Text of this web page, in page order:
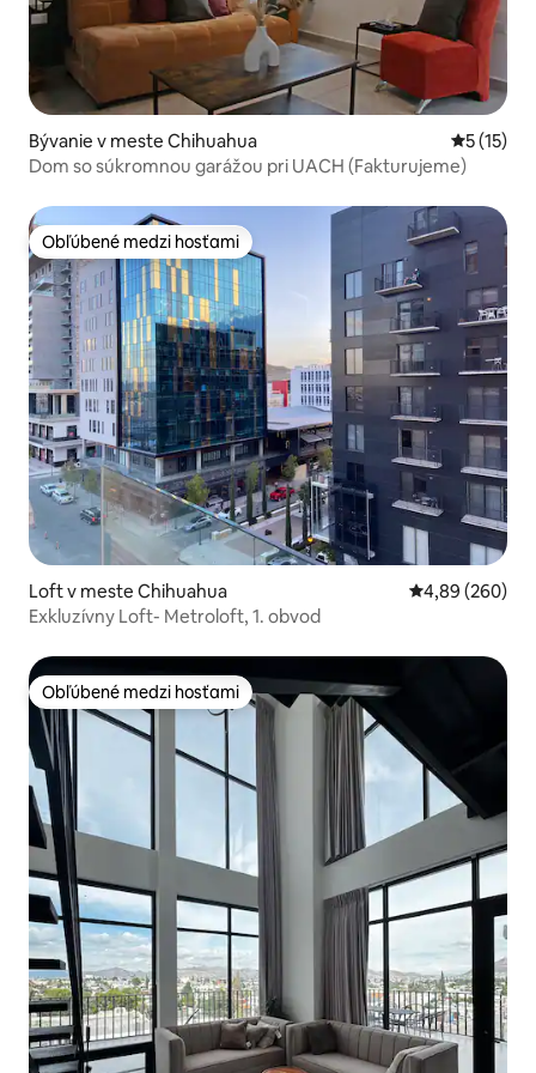
Bývanie v meste Chihuahua
5 (15)
Dom so súkromnou garážou pri UACH (Fakturujeme)
Obľúbené medzi hosťami
Obľúbené medzi hosťami
Loft v meste Chihuahua Priemerné
4,89 (260)
Exkluzívny Loft- Metroloft, 1. obvod
Obľúbené medzi hosťami
Obľúbené medzi hosťami